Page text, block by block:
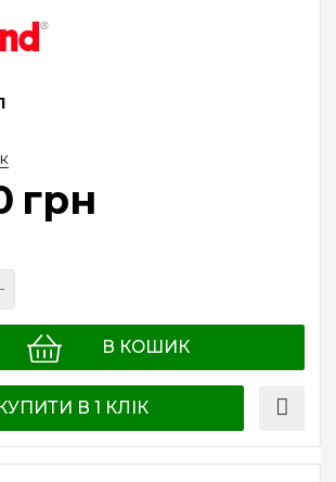
грн
В КОШИК
В 1 КЛІК